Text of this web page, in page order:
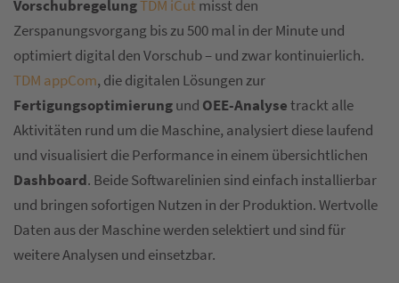
VorschubregelungTDM iCut misst den
Zerspanungsvorgang bis zu 500 mal in der Minute und
optimiert digital den Vorschub – und zwar kontinuierlich.
TDM appCom, die digitalen Lösungen zur
Fertigungsoptimierungund OEE-Analysetrackt alle
Aktivitäten rund um die Maschine, analysiert diese laufend
und visualisiert die Performance in einem übersichtlichen
Dashboard. Beide Softwarelinien sind einfach installierbar
und bringen sofortigen Nutzen in der Produktion. Wertvolle
Daten aus der Maschine werden selektiert und sind für
weitere Analysen und einsetzbar.